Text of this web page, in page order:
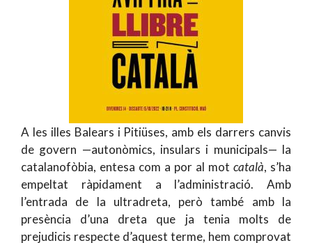
A les illes Balears i Pitiüses, amb els darrers canvis
de govern —autonòmics, insulars i municipals— la
catalanofòbia, entesa com a por al mot català, s’ha
empeltat ràpidament a l’administració. Amb
l’entrada de la ultradreta, però també amb la
presència d’una dreta que ja tenia molts de
prejudicis respecte d’aquest terme, hem comprovat